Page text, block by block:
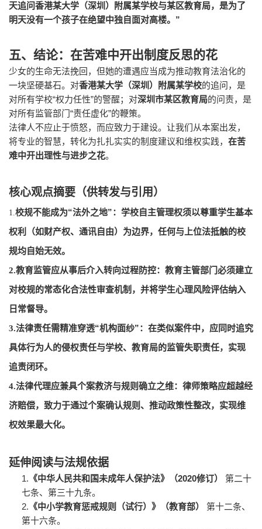
天追问香港某大学（深圳）附属某学校与某区教育局，是为了
明天没有一个孩子在绝望中独自面对高楼。 ”
五、结论：在苦难中开出制度反思的花
少女的生命无法挽回，但她的遭遇应当成为推动教育法治化的
一块坚硬基石。对香港某大学（深圳）附属某学校的追问，是
对所有学校“权力任性”的警醒；对深圳市某区教育局的问责，是
对所有监管部门 “责任虚化”的鞭策。
法律人不应止于愤怒，而应致力于建设。让我们从本案出发，
将专业的智慧，转化为扎扎实实的制度建议和维权实践， 在苦
难中开出理性与进步之花。
核心观点摘要（供转发与引用）
1. 校规不能成为“法外之地”：学校自主管理权须以尊重学生基本
权利（如财产权、通讯自由）为边界，任何与上位法抵触的校
规均自始无效。
2.教育监管应从事后介入转向过程防控：教育主管部门必须建立
对校规的常态化合法性审查机制，并将学生心理风险评估纳入
日常督导。
3.法律责任需精准穿透“机构面纱”：在类似案件中，应同时追究
具体行为人的侵权责任与学校、教育局的监管失职责任，实现
追责闭环。
4.法律代理应兼具个案救济与规则确立之维：律师策略应超越经
济赔偿，致力于通过个案确认规则、推动政策性整改，实现维
权效果最大化。
延伸阅读与法规依据
1. 《中华人民共和国未成年人保护法》（2020修订）
第二十
七条、第三十九条。
2. 《中小学教育惩戒规则（试行）》（教育部）
第十二条、
第十六条。